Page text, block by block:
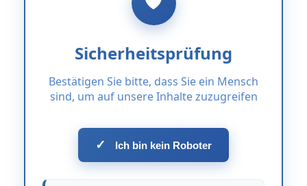
Sicherheitsprüfung
Bestätigen Sie bitte, dass Sie ein Mensch
sind, um auf unsere Inhalte zuzugreifen
✓ Ich bin kein Roboter